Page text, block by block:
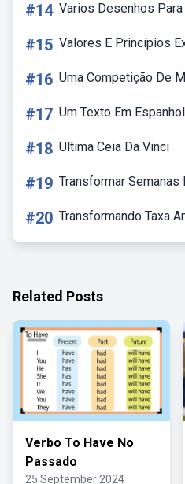
#14 Varios Desenhos
#15 Valores E Princípios
#16 Uma Competição De
#17 Um Texto Em Espanhol
#18 Ultima Ceia Da Vinci
#19 Transformar Semanas
#20 Transformando Taxa
Related Posts
Verbo To Have No
Passado
25 September 2024